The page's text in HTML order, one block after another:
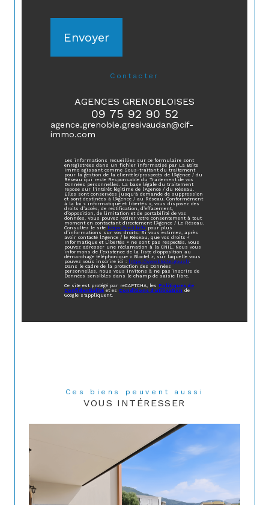
Envoyer
contacter
AGENCES GRENOBLOISES
09 75 92 90 52
agence.grenoble.gresivaudan@cif-
immo.com
Les informations recueillies sur ce formulaire sont
enregistrées dans un fichier informatisé par La Boite
Immo agissant comme Sous-traitant du traitement
pour la gestion de la clientèle/prospects de l'Agence / du
Réseau qui reste Responsable du Traitement de vos
Données personnelles. La base légale du traitement
repose sur l'intérêt légitime de l'Agence / du Réseau.
Elles sont conservées jusqu'à demande de suppression
et sont destinées à l'Agence / au Réseau. Conformément
à la loi « informatique et libertés », vous disposez des
droits d’accès, de rectification, d’effacement,
d’opposition, de limitation et de portabilité de vos
données. Vous pouvez retirer votre consentement à tout
moment en contactant directement l’Agence / Le Réseau.
Consultez le site https://cnil.fr/fr pour plus
d’informations sur vos droits. Si vous estimez, après
avoir contacté l'Agence / le Réseau, que vos droits «
Informatique et Libertés » ne sont pas respectés, vous
pouvez adresser une réclamation à la CNIL. Nous vous
informons de l’existence de la liste d'opposition au
démarchage téléphonique « Bloctel », sur laquelle vous
pouvez vous inscrire ici : https://www.bloctel.gouv.fr.
Dans le cadre de la protection des Données
personnelles, nous vous invitons à ne pas inscrire de
Données sensibles dans le champ de saisie libre.
Ce site est protégé par reCAPTCHA, lesPolitiques de
Confidentialité et esConditions d'utilisation de
Google s'appliquent.
Ces biens peuvent aussi
VOUS INTÉRESSER